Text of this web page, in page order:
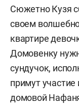
Сюжетно Кузя
своем
квартире
Домовенку
сундучок,
примут
домовой